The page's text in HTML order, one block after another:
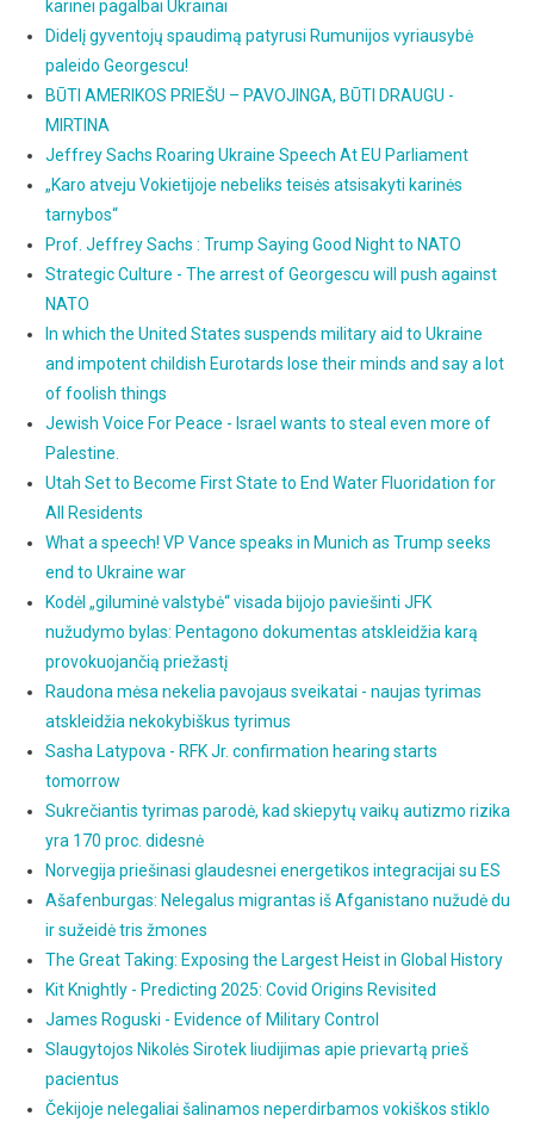
karinei pagalbai Ukrainai
Didelį gyventojų spaudimą patyrusi Rumunijos vyriausybė
paleido Georgescu!
BŪTI AMERIKOS PRIEŠU – PAVOJINGA, BŪTI DRAUGU -
MIRTINA
Jeffrey Sachs Roaring Ukraine Speech At EU Parliament
„Karo atveju Vokietijoje nebeliks teisės atsisakyti karinės
tarnybos“
Prof. Jeffrey Sachs : Trump Saying Good Night to NATO
Strategic Culture - The arrest of Georgescu will push against
NATO
In which the United States suspends military aid to Ukraine
and impotent childish Eurotards lose their minds and say a lot
of foolish things
Jewish Voice For Peace - Israel wants to steal even more of
Palestine.
Utah Set to Become First State to End Water Fluoridation for
All Residents
What a speech! VP Vance speaks in Munich as Trump seeks
end to Ukraine war
Kodėl „giluminė valstybė“ visada bijojo paviešinti JFK
nužudymo bylas: Pentagono dokumentas atskleidžia karą
provokuojančią priežastį
Raudona mėsa nekelia pavojaus sveikatai - naujas tyrimas
atskleidžia nekokybiškus tyrimus
Sasha Latypova - RFK Jr. confirmation hearing starts
tomorrow
Sukrečiantis tyrimas parodė, kad skiepytų vaikų autizmo rizika
yra 170 proc. didesnė
Norvegija priešinasi glaudesnei energetikos integracijai su ES
Ašafenburgas: Nelegalus migrantas iš Afganistano nužudė du
ir sužeidė tris žmones
The Great Taking: Exposing the Largest Heist in Global History
Kit Knightly - Predicting 2025: Covid Origins Revisited
James Roguski - Evidence of Military Control
Slaugytojos Nikolės Sirotek liudijimas apie prievartą prieš
pacientus
Čekijoje nelegaliai šalinamos neperdirbamos vokiškos stiklo